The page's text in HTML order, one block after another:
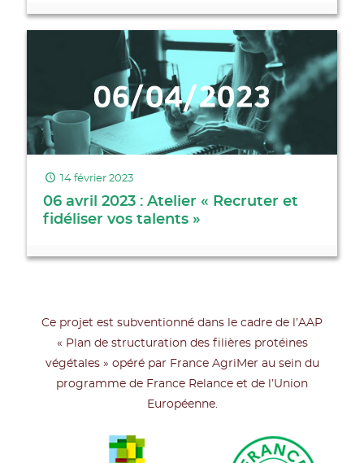
14 février 2023
06 avril 2023 : Atelier « Recruter et
fidéliser vos talents »
Ce projet est subventionné dans le cadre de l’AAP
« Plan de structuration des filières protéines
végétales » opéré par France AgriMer au sein du
programme de France Relance et de l’Union
Européenne.